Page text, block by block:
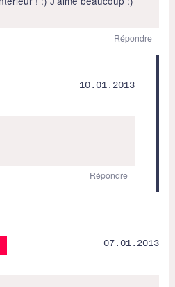
Répondre
10.01.2013
Répondre
07.01.2013